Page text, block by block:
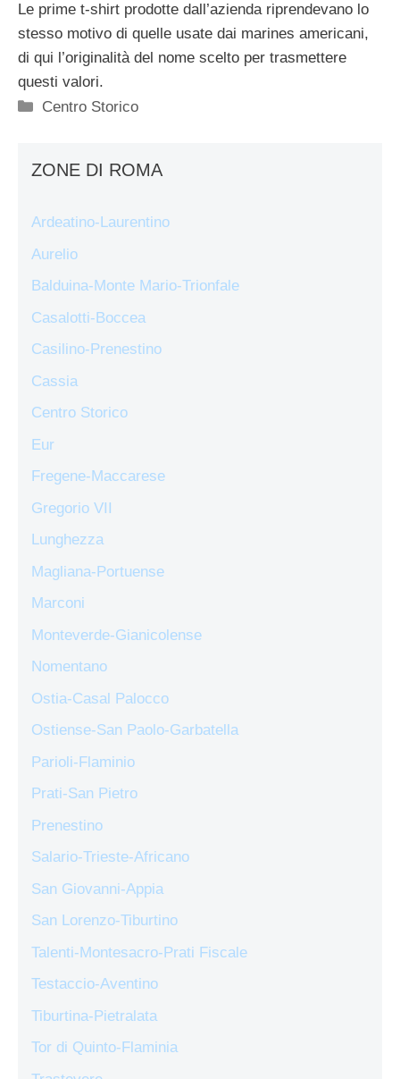
Le prime t-shirt prodotte dall’azienda riprendevano lo
stesso motivo di quelle usate dai marines americani,
di qui l’originalità del nome scelto per trasmettere
questi valori.
Categorie
Centro Storico
ZONE DI ROMA
Ardeatino-Laurentino
Aurelio
Balduina-Monte Mario-Trionfale
Casalotti-Boccea
Casilino-Prenestino
Cassia
Centro Storico
Eur
Fregene-Maccarese
Gregorio VII
Lunghezza
Magliana-Portuense
Marconi
Monteverde-Gianicolense
Nomentano
Ostia-Casal Palocco
Ostiense-San Paolo-Garbatella
Parioli-Flaminio
Prati-San Pietro
Prenestino
Salario-Trieste-Africano
San Giovanni-Appia
San Lorenzo-Tiburtino
Talenti-Montesacro-Prati Fiscale
Testaccio-Aventino
Tiburtina-Pietralata
Tor di Quinto-Flaminia